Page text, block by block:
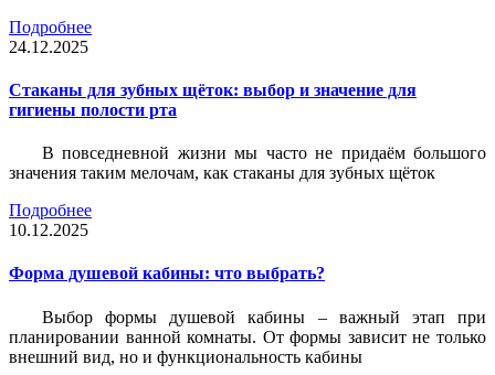
Подробнее
24.12.2025
Стаканы для зубных щёток: выбор и значение для
гигиены полости рта
В повседневной жизни мы часто не придаём большого
значения таким мелочам, как стаканы для зубных щёток
Подробнее
10.12.2025
Форма душевой кабины: что выбрать?
Выбор формы душевой кабины – важный этап при
планировании ванной комнаты. От формы зависит не только
внешний вид, но и функциональность кабины